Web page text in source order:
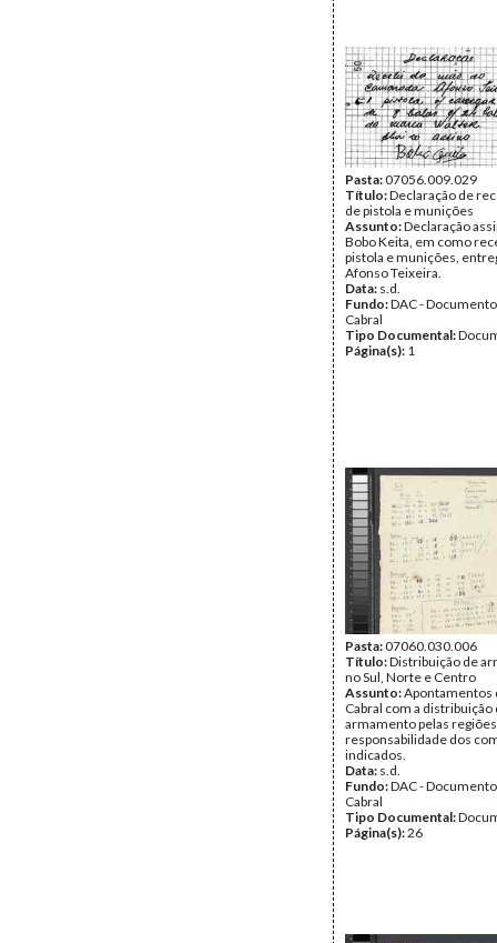
Pasta:07056.009.029
Título:Declaração de
de pistola e munições
Assunto:Declaração
Bobo Keita, em como
pistola e munições,
Afonso Teixeira.
Data: s.d.
Fundo:DAC -
Cabral
Tipo Documental:
Página(s): 1
Pasta:07060.030.006
Título:Distribuição de
no Sul, Norte e Centro
Assunto:Apontamentos
Cabral com a distribuição
armamento pelas
responsabilidade dos
indicados.
Data: s.d.
Fundo:DAC -
Cabral
Tipo Documental:
Página(s):26